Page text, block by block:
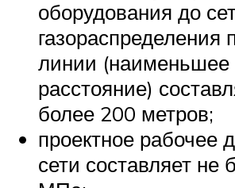
оборудования до
газораспределения
линии (наименьшее
расстояние)
более 200 метров;
проектное рабочее
сети составляет не